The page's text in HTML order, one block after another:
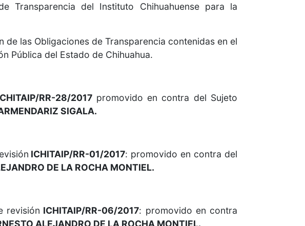
del Instituto Chihuahuense para la
las Obligaciones de Transparencia contenidas en el
Pública del Estado de Chihuahua.
RR-28/2017promovido en contra del Sujeto
SIGALA.
ICHITAIP/RR-01/2017: promovido en contra del
DE LA ROCHA MONTIEL.
revisión ICHITAIP/RR-06/2017: promovido en contra
ALEJANDRO DE LA ROCHA MONTIEL.